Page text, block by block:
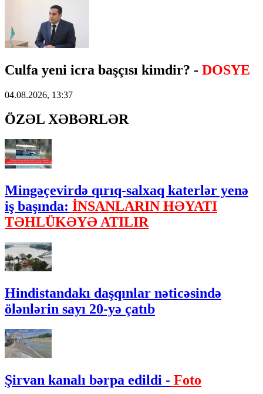
Culfa yeni icra başçısı kimdir? - DOSYE
04.08.2026, 13:37
ÖZƏL XƏBƏRLƏR
Mingəçevirdə qırıq-salxaq katerlər yenə
iş başında: İNSANLARIN HƏYATI
TƏHLÜKƏYƏ ATILIR
Hindistandakı daşqınlar nəticəsində
ölənlərin sayı 20-yə çatıb
Şirvan kanalı bərpa edildi - Foto